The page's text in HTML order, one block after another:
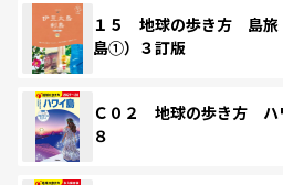
１５ 地球の歩き方 島
島①）３訂版
Ｃ０２ 地球の歩き方 ハ
８